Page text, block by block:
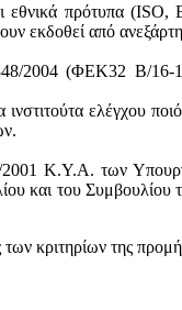
εθνικά πρότυπα
εκδοθεί από
2004 (ΦΕΚ32 Β/16-
ελέγχου
Κ.Υ.Α. των
και του
κριτηρίων της